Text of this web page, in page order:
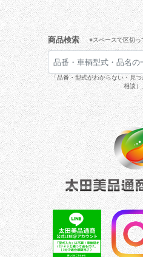
商品検索 ※スペースで区切っ
「品番・型式がわからない・見
相談）